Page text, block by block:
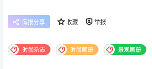
海报分享 收藏 举报
时尚杂志 时尚画册 景观画册